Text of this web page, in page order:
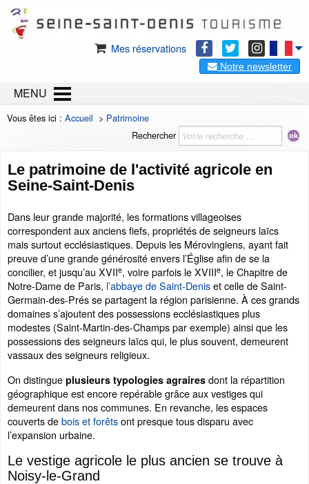
Mes réservations
Notre newsletter
MENU
Vous êtes ici : Accueil > Patrimoine
Rechercher
Le patrimoine de l'activité agricole en
Seine-Saint-Denis
Dans leur grande majorité, les formations villageoises
correspondent aux anciens fiefs, propriétés de seigneurs laïcs
mais surtout ecclésiastiques. Depuis les Mérovingiens, ayant fait
preuve d’une grande générosité envers l’Église afin de se la
concilier, et jusqu’au XVIIe, voire parfois le XVIIIe, le Chapitre de
Notre-Dame de Paris, l’abbaye de Saint-Deniset celle de Saint-
Germain-des-Prés se partagent la région parisienne. À ces grands
domaines s’ajoutent des possessions ecclésiastiques plus
modestes (Saint-Martin-des-Champs par exemple) ainsi que les
possessions des seigneurs laïcs qui, le plus souvent, demeurent
vassaux des seigneurs religieux.
On distingue plusieurs typologies agraires dont la répartition
géographique est encore repérable grâce aux vestiges qui
demeurent dans nos communes. En revanche, les espaces
couverts debois et forêtsont presque tous disparu avec
l’expansion urbaine.
Le vestige agricole le plus ancien se trouve à
Noisy-le-Grand